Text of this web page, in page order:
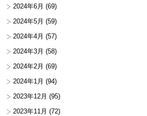
2024年6月 (69)
2024年5月 (59)
2024年4月 (57)
2024年3月 (58)
2024年2月 (69)
2024年1月 (94)
2023年12月 (95)
2023年11月 (72)